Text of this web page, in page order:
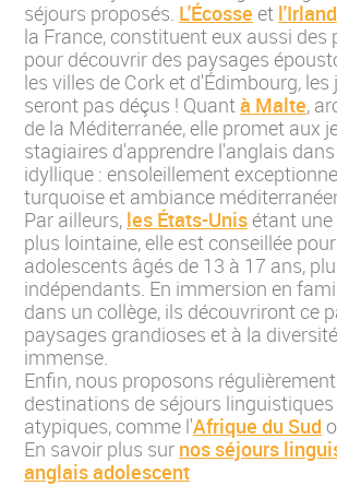
séjours proposés. L'Écosse et
la France, constituent eux aussi des
pour découvrir des paysages
les villes de Cork et d'Édimbourg, les
seront pas déçus ! Quant à Malte,
de la Méditerranée, elle promet aux
stagiaires d'apprendre l'anglais
idyllique : ensoleillement
turquoise et ambiance
Par ailleurs, les États-Unis étant
plus lointaine, elle est conseillée
adolescents âgés de 13 à 17 ans,
indépendants. En immersion en
dans un collège, ils découvriront ce
paysages grandioses et à la
immense.
Enfin, nous proposons
destinations de séjours
atypiques, comme l'Afrique du Sud
En savoir plus sur nos séjours
anglais adolescent